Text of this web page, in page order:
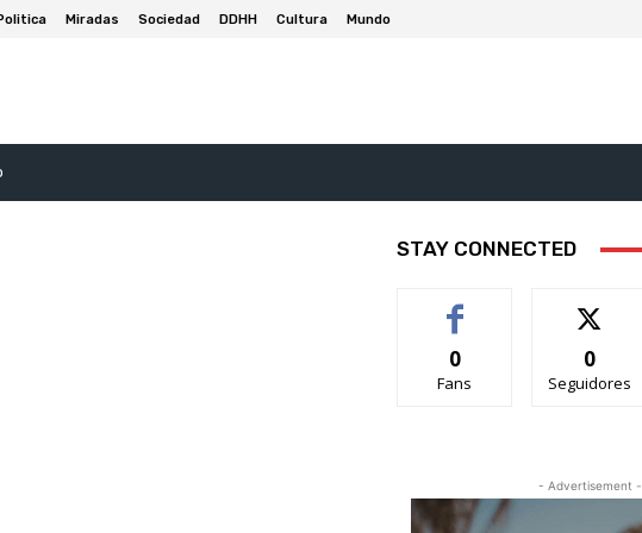
Miradas Sociedad DDHH Cultura Mundo
STAY CONNECTED
0
Fans
0
Seguidores
- Advertisement -